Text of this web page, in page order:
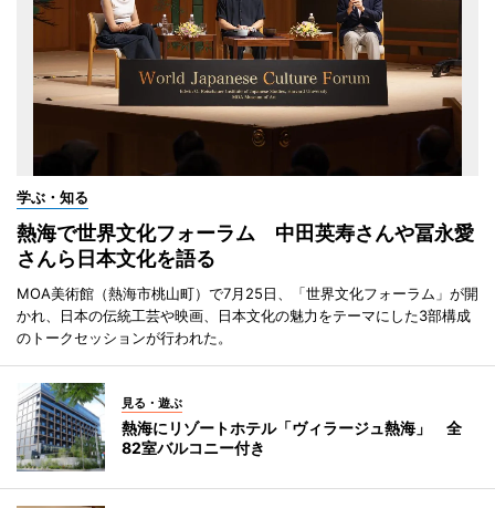
学ぶ・知る
熱海で世界文化フォーラム 中田英寿さんや冨永愛
さんら日本文化を語る
MOA美術館（熱海市桃山町）で7月25日、「世界文化フォーラム」が開
かれ、日本の伝統工芸や映画、日本文化の魅力をテーマにした3部構成
のトークセッションが行われた。
見る・遊ぶ
熱海にリゾートホテル「ヴィラージュ熱海」 全
82室バルコニー付き